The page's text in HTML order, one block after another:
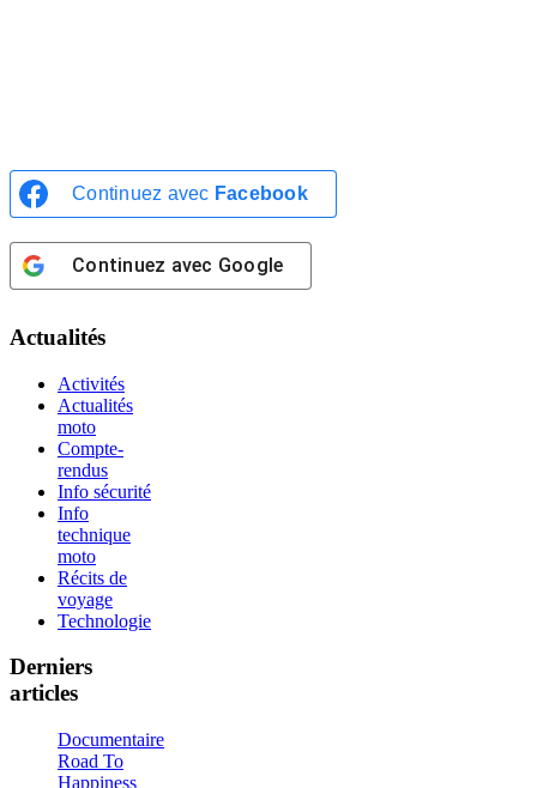
Continuez avec Facebook
Continuez avec Google
Actualités
Activités
Actualités
moto
Compte-
rendus
Info sécurité
Info
technique
moto
Récits de
voyage
Technologie
Derniers
articles
Documentaire
Road To
Happiness